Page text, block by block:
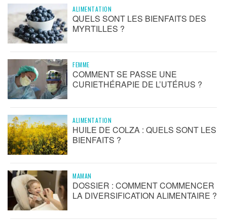
ALIMENTATION
QUELS SONT LES BIENFAITS DES
MYRTILLES ?
FEMME
COMMENT SE PASSE UNE
CURIETHÉRAPIE DE L’UTÉRUS ?
ALIMENTATION
HUILE DE COLZA : QUELS SONT LES
BIENFAITS ?
MAMAN
DOSSIER : COMMENT COMMENCER
LA DIVERSIFICATION ALIMENTAIRE ?